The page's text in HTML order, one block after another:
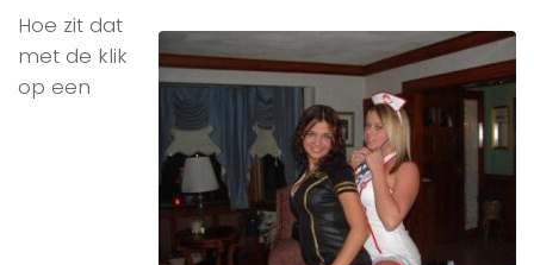
Hoe zit dat
met de klik
op een